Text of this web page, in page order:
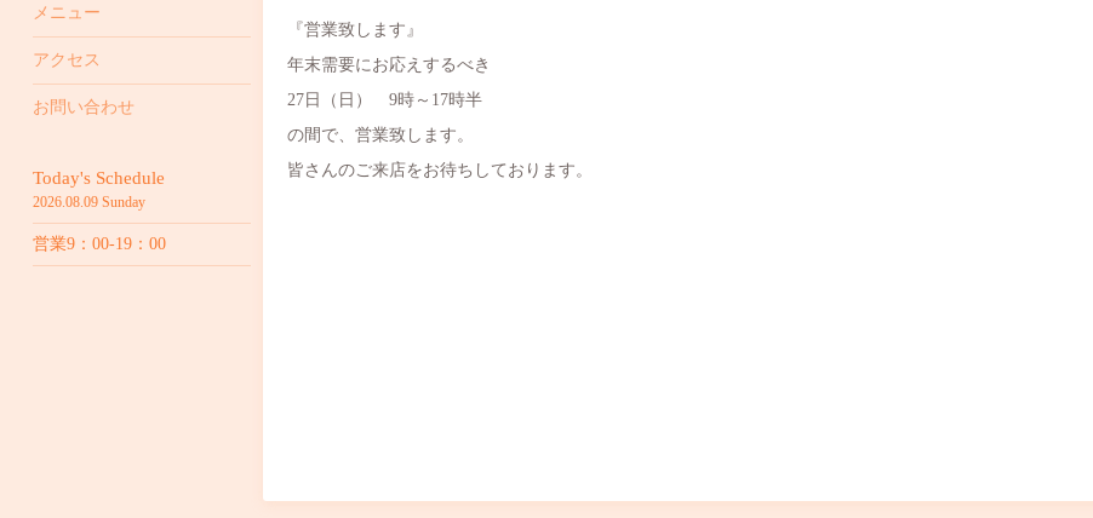
『営業致します』
年末需要にお応えするべき
27日（日） 9時～17時半
の間で、営業致します。
皆さんのご来店をお待ちしております。
メニュー
アクセス
お問い合わせ
Today's Schedule
2026.08.09 Sunday
営業9：00-19：00